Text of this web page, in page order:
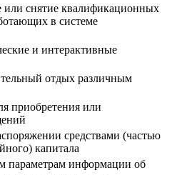
снятие квалификационных
в системе
и интерактивные
отдых различным
приобретения или
средствами (частью
капитала
параметрам информации об